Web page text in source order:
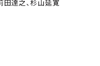
田達之、杉山延寛